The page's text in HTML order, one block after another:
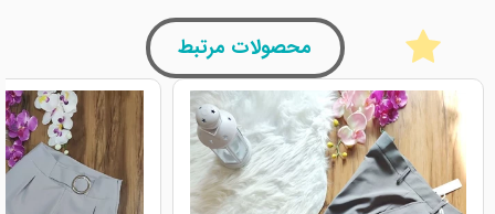
محصولات مرتبط